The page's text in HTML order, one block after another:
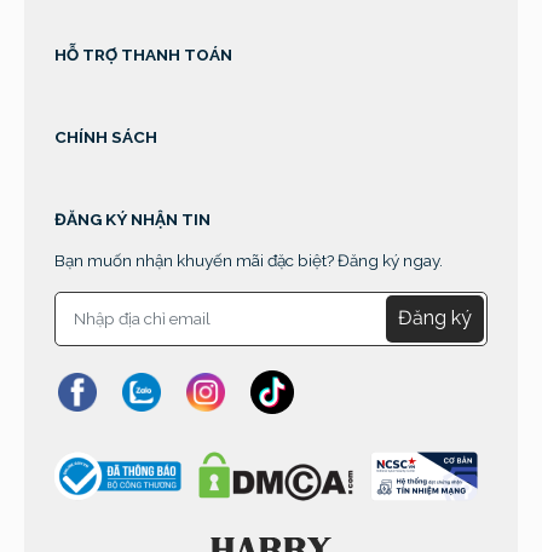
HỖ TRỢ THANH TOÁN
CHÍNH SÁCH
ĐĂNG KÝ NHẬN TIN
Bạn muốn nhận khuyến mãi đặc biệt? Đăng ký ngay.
Đăng ký